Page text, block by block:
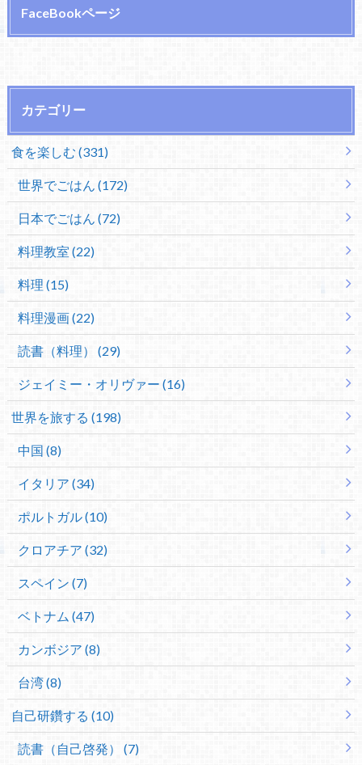
FaceBookページ
カテゴリー
食を楽しむ (331)
世界でごはん (172)
日本でごはん (72)
料理教室 (22)
料理 (15)
料理漫画 (22)
読書（料理） (29)
ジェイミー・オリヴァー (16)
世界を旅する (198)
中国 (8)
イタリア (34)
ポルトガル (10)
クロアチア (32)
スペイン (7)
ベトナム (47)
カンボジア (8)
台湾 (8)
自己研鑽する (10)
読書（自己啓発） (7)